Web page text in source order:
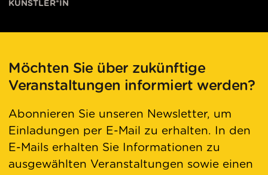
KÜNSTLER*IN
Möchten Sie über zukünftige
Veranstaltungen informiert werden?
Abonnieren Sie unseren Newsletter, um
Einladungen per E-Mail zu erhalten. In den
E-Mails erhalten Sie Informationen zu
ausgewählten Veranstaltungen sowie einen